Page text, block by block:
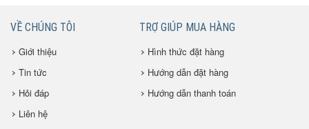
VỀ CHÚNG TÔI
Giới thiệu
Tin tức
Hỏi đáp
Liên hệ
TRỢ GIÚP MUA HÀNG
Hình thức đặt hàng
Hướng dẫn đặt hàng
Hướng dẫn thanh toán